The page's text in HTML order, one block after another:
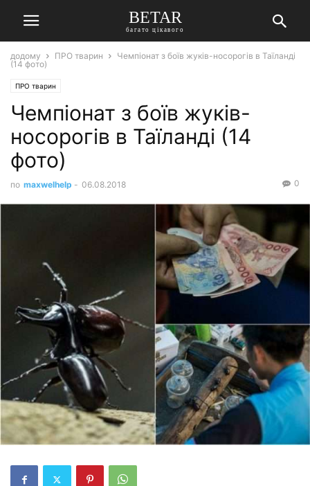
BETAR
багато цікавого
додому ПРО тварин
Чемпіонат з боїв жуків-носорогів в Таїланді
(14 фото)
ПРО тварин
Чемпіонат з боїв жуків-
носорогів в Таїланді (14
фото)
по maxwelhelp - 06.08.2018 0